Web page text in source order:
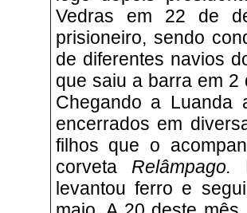
Vedras em 22 de
prisioneiro, sendo
de diferentes navios
que saiu a barra em 2
Chegando a
encerrados em
filhos que o
corveta Relâmpago.
levantou ferro e